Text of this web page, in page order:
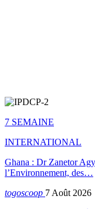
7 SEMAINE
INTERNATIONAL
Ghana : Dr Zanetor
l’Environnement, des…
togoscoop 7 Août 2026